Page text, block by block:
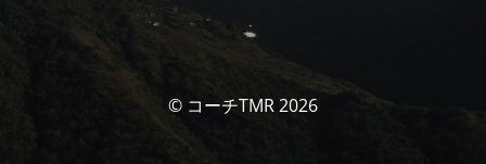
© コーチTMR 2026